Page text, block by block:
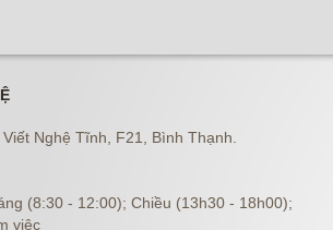
Nghệ Tĩnh, F21, Bình Thạnh.
(8:30 - 12:00); Chiều (13h30 - 18h00);
việc